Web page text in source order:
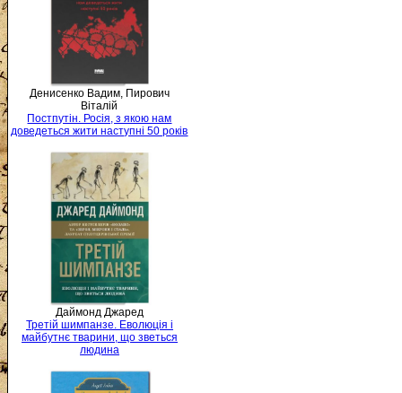
Денисенко Вадим, Пирович
Віталій
Постпутін. Росія, з якою нам
доведеться жити наступні 50 років
Даймонд Джаред
Третій шимпанзе. Еволюція і
майбутнє тварини, що зветься
людина